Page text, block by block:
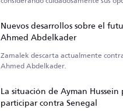
Nuevos desarrollos sobre el
Ahmed Abdelkader
Zamalek descarta actualmente
Ahmed Abdelkader.
La situación de Ayman Hussein
participar contra Senegal